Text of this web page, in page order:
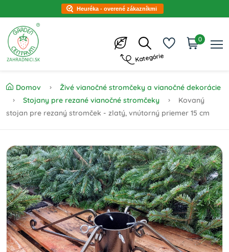
Heuréka - overené zákazníkmi
Kategórie
0
Domov
Živé vianočné stromčeky a vianočné dekorácie
Stojany pre rezané vianočné stromčeky
Kovaný
stojan pre rezaný stromček - zlatý, vnútorný priemer 15 cm